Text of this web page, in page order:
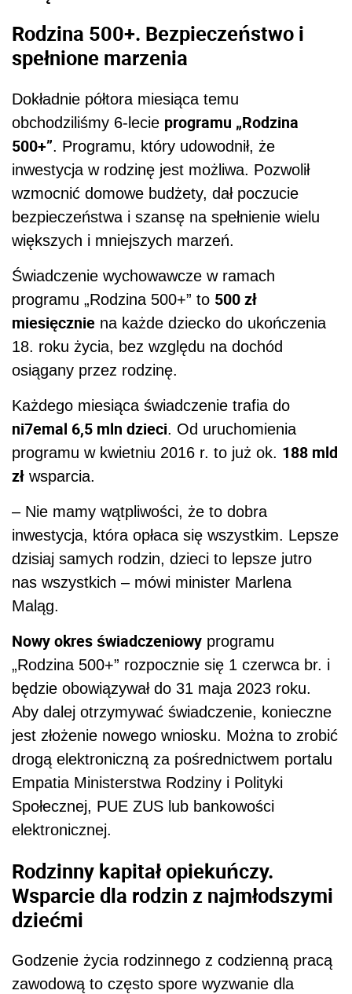
Rodzina 500+. Bezpieczeństwo i
spełnione marzenia
Dokładnie półtora miesiąca temu
obchodziliśmy 6-lecie programu „Rodzina
500+”. Programu, który udowodnił, że
inwestycja w rodzinę jest możliwa. Pozwolił
wzmocnić domowe budżety, dał poczucie
bezpieczeństwa i szansę na spełnienie wielu
większych i mniejszych marzeń.
Świadczenie wychowawcze w ramach
programu „Rodzina 500+” to 500 zł
miesięcznie na każde dziecko do ukończenia
18. roku życia, bez względu na dochód
osiągany przez rodzinę.
Każdego miesiąca świadczenie trafia do
ni7emal 6,5 mln dzieci. Od uruchomienia
programu w kwietniu 2016 r. to już ok. 188 mld
zł wsparcia.
– Nie mamy wątpliwości, że to dobra
inwestycja, która opłaca się wszystkim. Lepsze
dzisiaj samych rodzin, dzieci to lepsze jutro
nas wszystkich – mówi minister Marlena
Maląg.
Nowy okres świadczeniowy programu
„Rodzina 500+” rozpocznie się 1 czerwca br. i
będzie obowiązywał do 31 maja 2023 roku.
Aby dalej otrzymywać świadczenie, konieczne
jest złożenie nowego wniosku. Można to zrobić
drogą elektroniczną za pośrednictwem portalu
Empatia Ministerstwa Rodziny i Polityki
Społecznej, PUE ZUS lub bankowości
elektronicznej.
Rodzinny kapitał opiekuńczy.
Wsparcie dla rodzin z najmłodszymi
dziećmi
Godzenie życia rodzinnego z codzienną pracą
zawodową to często spore wyzwanie dla